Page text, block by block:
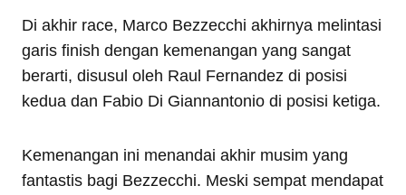
Di akhir race, Marco Bezzecchi akhirnya melintasi
garis finish dengan kemenangan yang sangat
berarti, disusul oleh Raul Fernandez di posisi
kedua dan Fabio Di Giannantonio di posisi ketiga.
Kemenangan ini menandai akhir musim yang
fantastis bagi Bezzecchi. Meski sempat mendapat